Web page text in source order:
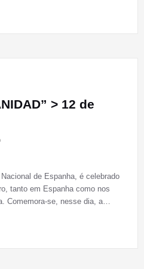
> 12 de
de Espanha, é celebrado
tanto em Espanha como nos
Comemora-se, nesse dia, a…